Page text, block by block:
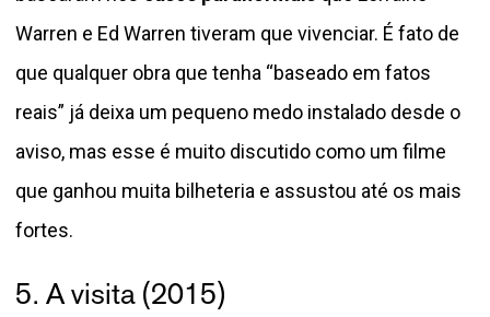
Warren e Ed Warren tiveram que vivenciar. É fato de
que qualquer obra que tenha “baseado em fatos
reais” já deixa um pequeno medo instalado desde o
aviso, mas esse é muito discutido como um filme
que ganhou muita bilheteria e assustou até os mais
fortes.
5. A visita (2015)